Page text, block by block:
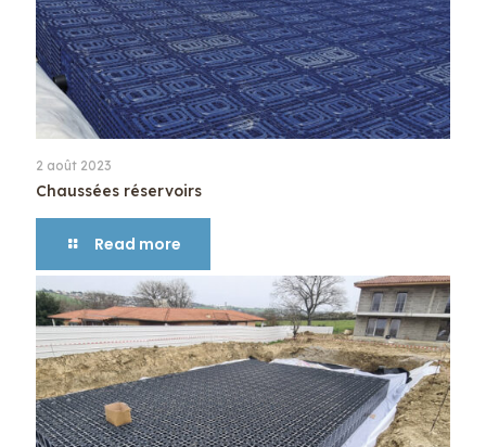
2 août 2023
Chaussées réservoirs
Read more